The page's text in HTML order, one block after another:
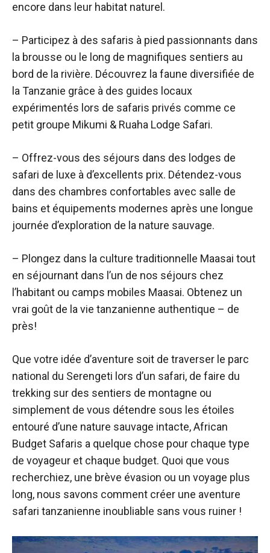
encore dans leur habitat naturel.
– Participez à des safaris à pied passionnants dans
la brousse ou le long de magnifiques sentiers au
bord de la rivière. Découvrez la faune diversifiée de
la Tanzanie grâce à des guides locaux
expérimentés lors de safaris privés comme ce
petit groupe Mikumi & Ruaha Lodge Safari.
– Offrez-vous des séjours dans des lodges de
safari de luxe à d’excellents prix. Détendez-vous
dans des chambres confortables avec salle de
bains et équipements modernes après une longue
journée d’exploration de la nature sauvage.
– Plongez dans la culture traditionnelle Maasai tout
en séjournant dans l’un de nos séjours chez
l’habitant ou camps mobiles Maasai. Obtenez un
vrai goût de la vie tanzanienne authentique – de
près!
Que votre idée d’aventure soit de traverser le parc
national du Serengeti lors d’un safari, de faire du
trekking sur des sentiers de montagne ou
simplement de vous détendre sous les étoiles
entouré d’une nature sauvage intacte, African
Budget Safaris a quelque chose pour chaque type
de voyageur et chaque budget. Quoi que vous
recherchiez, une brève évasion ou un voyage plus
long, nous savons comment créer une aventure
safari tanzanienne inoubliable sans vous ruiner !